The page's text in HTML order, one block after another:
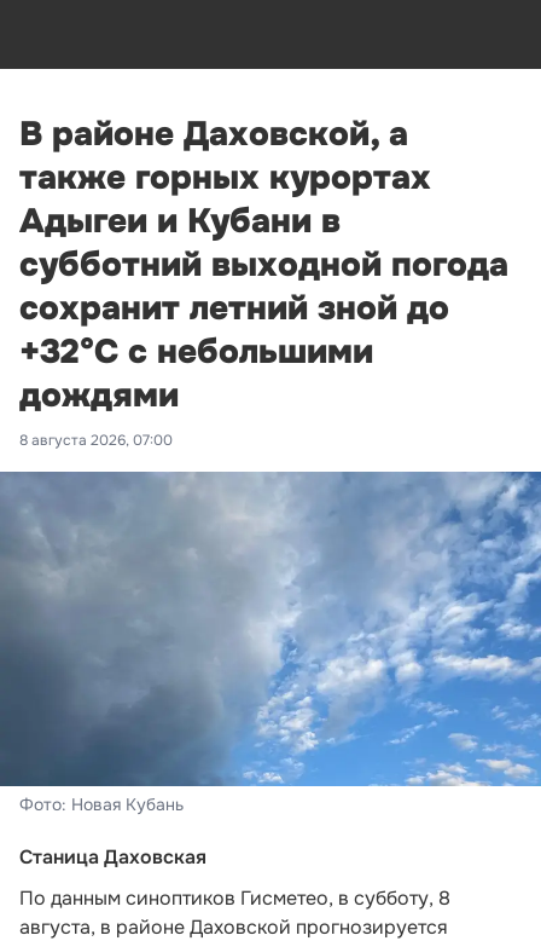
В районе Даховской, а
также горных курортах
Адыгеи и Кубани в
субботний выходной погода
сохранит летний зной до
+32°С с небольшими
дождями
8 августа 2026, 07:00
Фото: Новая Кубань
Станица Даховская
По данным синоптиков Гисметео, в субботу, 8
августа, в районе Даховской прогнозируется